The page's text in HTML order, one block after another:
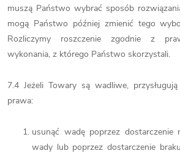
muszą Państwo wybrać sposób
mogą Państwo później zmienić tego
Rozliczymy roszczenie zgodnie z
wykonania, z którego Państwo skorzystali.
7.4 Jeżeli Towary są wadliwe,
prawa:
usunąć wadę poprzez
wady lub poprzez dostarczenie